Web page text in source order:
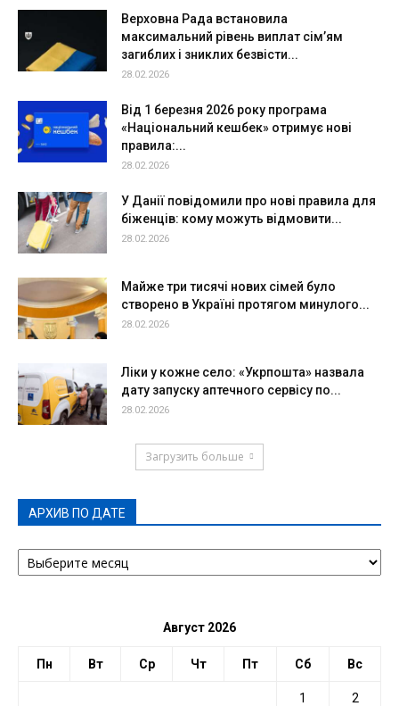
Верховна Рада встановила
максимальний рівень виплат сім’ям
загиблих і зниклих безвісти...
28.02.2026
Від 1 березня 2026 року програма
«Національний кешбек» отримує нові
правила:...
28.02.2026
У Данії повідомили про нові правила для
біженців: кому можуть відмовити...
28.02.2026
Майже три тисячі нових сімей було
створено в Україні протягом минулого...
28.02.2026
Ліки у кожне село: «Укрпошта» назвала
дату запуску аптечного сервісу по...
28.02.2026
Загрузить больше
АРХИВ ПО ДАТЕ
АРХИВ
ПО
Август 2026
Пн Вт Ср Чт Пт Сб Вс
1 2